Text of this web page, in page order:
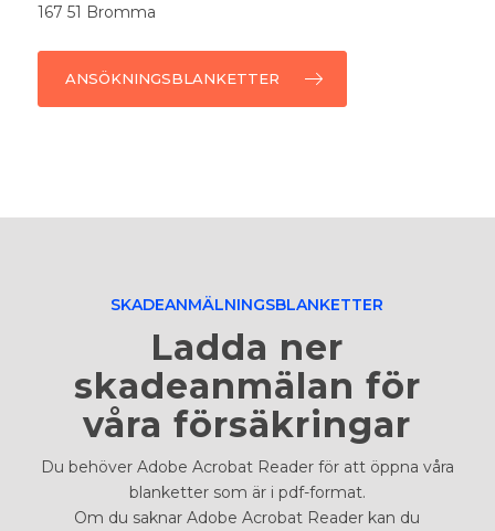
167 51 Bromma
ANSÖKNINGSBLANKETTER
SKADEANMÄLNINGSBLANKETTER
Ladda ner
skadeanmälan för
våra försäkringar
Du behöver Adobe Acrobat Reader för att öppna våra
blanketter som är i pdf-format.
Om du saknar Adobe Acrobat Reader kan du